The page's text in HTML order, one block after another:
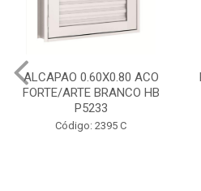
PORTA CANELADA 85X2.15
DIR HB ACO ARTE 1490
Código: 2314